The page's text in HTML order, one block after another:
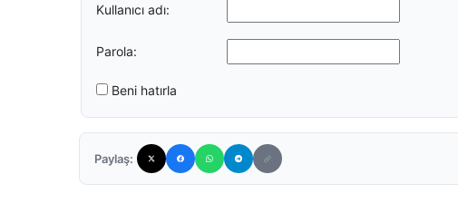
Kullanıcı adı:
Parola:
Beni hatırla
Paylaş: